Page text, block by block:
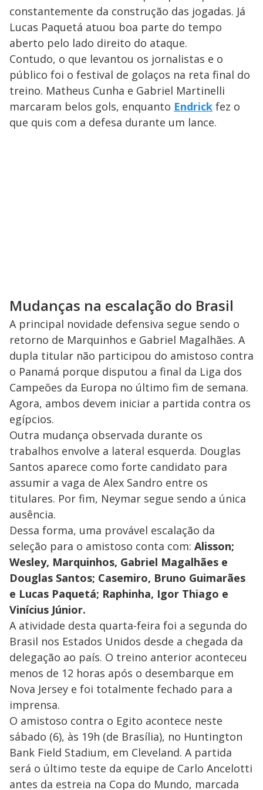
constantemente da construção das jogadas. Já
Lucas Paquetá atuou boa parte do tempo
aberto pelo lado direito do ataque.
Contudo, o que levantou os jornalistas e o
público foi o festival de golaços na reta final do
treino. Matheus Cunha e Gabriel Martinelli
marcaram belos gols, enquanto Endrick fez o
que quis com a defesa durante um lance.
Mudanças na escalação do Brasil
A principal novidade defensiva segue sendo o
retorno de Marquinhos e Gabriel Magalhães. A
dupla titular não participou do amistoso contra
o Panamá porque disputou a final da Liga dos
Campeões da Europa no último fim de semana.
Agora, ambos devem iniciar a partida contra os
egípcios.
Outra mudança observada durante os
trabalhos envolve a lateral esquerda. Douglas
Santos aparece como forte candidato para
assumir a vaga de Alex Sandro entre os
titulares. Por fim, Neymar segue sendo a única
ausência.
Dessa forma, uma provável escalação da
seleção para o amistoso conta com: Alisson;
Wesley, Marquinhos, Gabriel Magalhães e
Douglas Santos; Casemiro, Bruno Guimarães
e Lucas Paquetá; Raphinha, Igor Thiago e
Vinícius Júnior.
A atividade desta quarta-feira foi a segunda do
Brasil nos Estados Unidos desde a chegada da
delegação ao país. O treino anterior aconteceu
menos de 12 horas após o desembarque em
Nova Jersey e foi totalmente fechado para a
imprensa.
O amistoso contra o Egito acontece neste
sábado (6), às 19h (de Brasília), no Huntington
Bank Field Stadium, em Cleveland. A partida
será o último teste da equipe de Carlo Ancelotti
antes da estreia na Copa do Mundo, marcada